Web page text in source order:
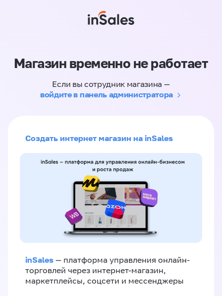
Магазин временно не работает
Если вы сотрудник магазина —
войдите в панель администратора
Создать интернет магазин на inSales
inSales — платформа управления онлайн-
торговлей через интернет-магазин,
маркетплейсы, соцсети и мессенджеры